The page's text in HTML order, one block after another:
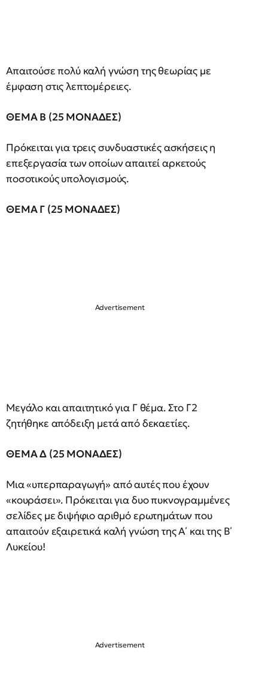
Απαιτούσε πολύ καλή γνώση της θεωρίας με
έμφαση στις λεπτομέρειες.
ΘΕΜΑ Β (25 ΜΟΝΑΔΕΣ)
Πρόκειται για τρεις συνδυαστικές ασκήσεις η
επεξεργασία των οποίων απαιτεί αρκετούς
ποσοτικούς υπολογισμούς.
ΘΕΜΑ Γ (25 ΜΟΝΑΔΕΣ)
Μεγάλο και απαιτητικό για Γ θέμα. Στο Γ2
ζητήθηκε απόδειξη μετά από δεκαετίες.
ΘΕΜΑΔ (25 ΜΟΝΑΔΕΣ)
Μια «υπερπαραγωγή» από αυτές που έχουν
«κουράσει». Πρόκειται για δυο πυκνογραμμένες
σελίδες με διψήφιο αριθμό ερωτημάτων που
απαιτούν εξαιρετικά καλή γνώση της Α΄ και της Β΄
Λυκείου!